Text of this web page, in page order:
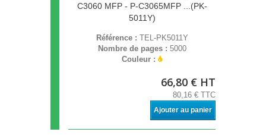
C3060 MFP - P-C3065MFP ...(PK-
5011Y)
Référence : TEL-PK5011Y
Nombre de pages : 5000
Couleur :
66,80 € HT
80,16 € TTC
Ajouter au panier